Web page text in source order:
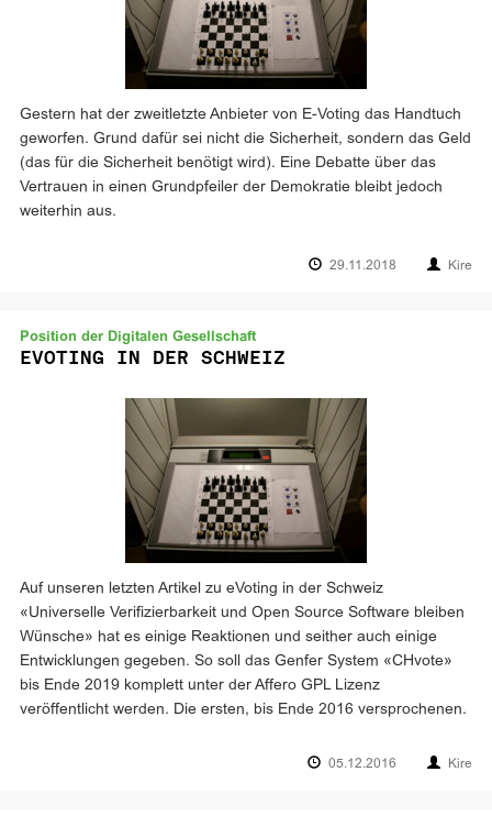
Gestern hat der zweitletzte Anbieter von E-Voting das Handtuch
geworfen. Grund dafür sei nicht die Sicherheit, sondern das Geld
(das für die Sicherheit benötigt wird). Eine Debatte über das
Vertrauen in einen Grundpfeiler der Demokratie bleibt jedoch
weiterhin aus.
29.11.2018 Kire
Position der Digitalen Gesellschaft
EVOTING IN DER SCHWEIZ
Auf unseren letzten Artikel zu eVoting in der Schweiz
«Universelle Verifizierbarkeit und Open Source Software bleiben
Wünsche» hat es einige Reaktionen und seither auch einige
Entwicklungen gegeben. So soll das Genfer System «CHvote»
bis Ende 2019 komplett unter der Affero GPL Lizenz
veröffentlicht werden. Die ersten, bis Ende 2016 versprochenen.
05.12.2016 Kire